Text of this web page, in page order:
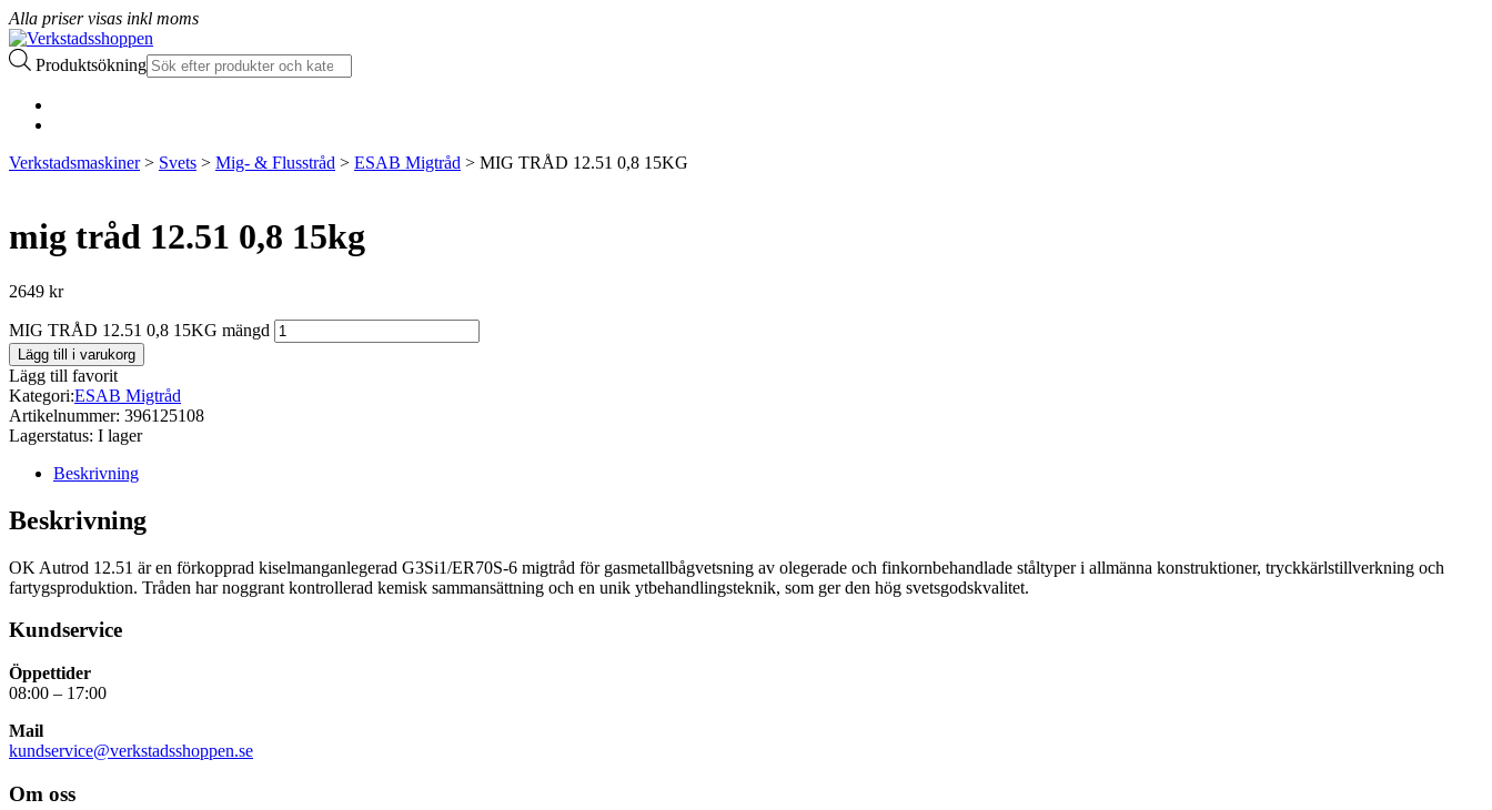
Alla priser visas inkl moms
Produktsökning
Verkstadsmaskiner> Svets > Mig- & Flusstråd > ESAB Migtråd > MIG TRÅD 12.51 0,8 15KG
mig tråd 12.51 0,8 15kg
2649 kr
MIG TRÅD 12.51 0,8 15KG mängd
Lägg till i varukorg
Lägg till favorit
Kategori:ESAB Migtråd
Artikelnummer: 396125108
Lagerstatus: I lager
Beskrivning
Beskrivning
OK Autrod 12.51 är en förkopprad kiselmanganlegerad G3Si1/ER70S-6 migtråd för gasmetallbågvetsning av olegerade och finkornbehandlade ståltyper i allmänna konstruktioner, tryckkärlstillverkning och
fartygsproduktion. Tråden har noggrant kontrollerad kemisk sammansättning och en unik ytbehandlingsteknik, som ger den hög svetsgodskvalitet.
Kundservice
Öppettider
08:00 – 17:00
Mail
kundservice@verkstadsshoppen.se
Om oss